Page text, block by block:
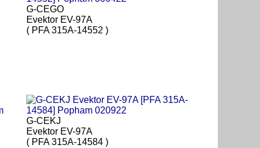
G-CEGO
Evektor EV-97A
( PFA 315A-14552 )
G-CEKJ
Evektor EV-97A
( PFA 315A-14584 )